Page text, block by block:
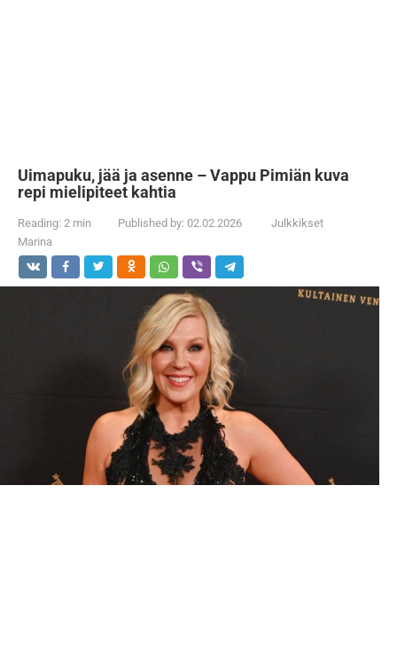
Uimapuku, jää ja asenne – Vappu Pimiän kuva
repi mielipiteet kahtia
Reading: 2 min Published by: 02.02.2026
Julkkikset
Marina